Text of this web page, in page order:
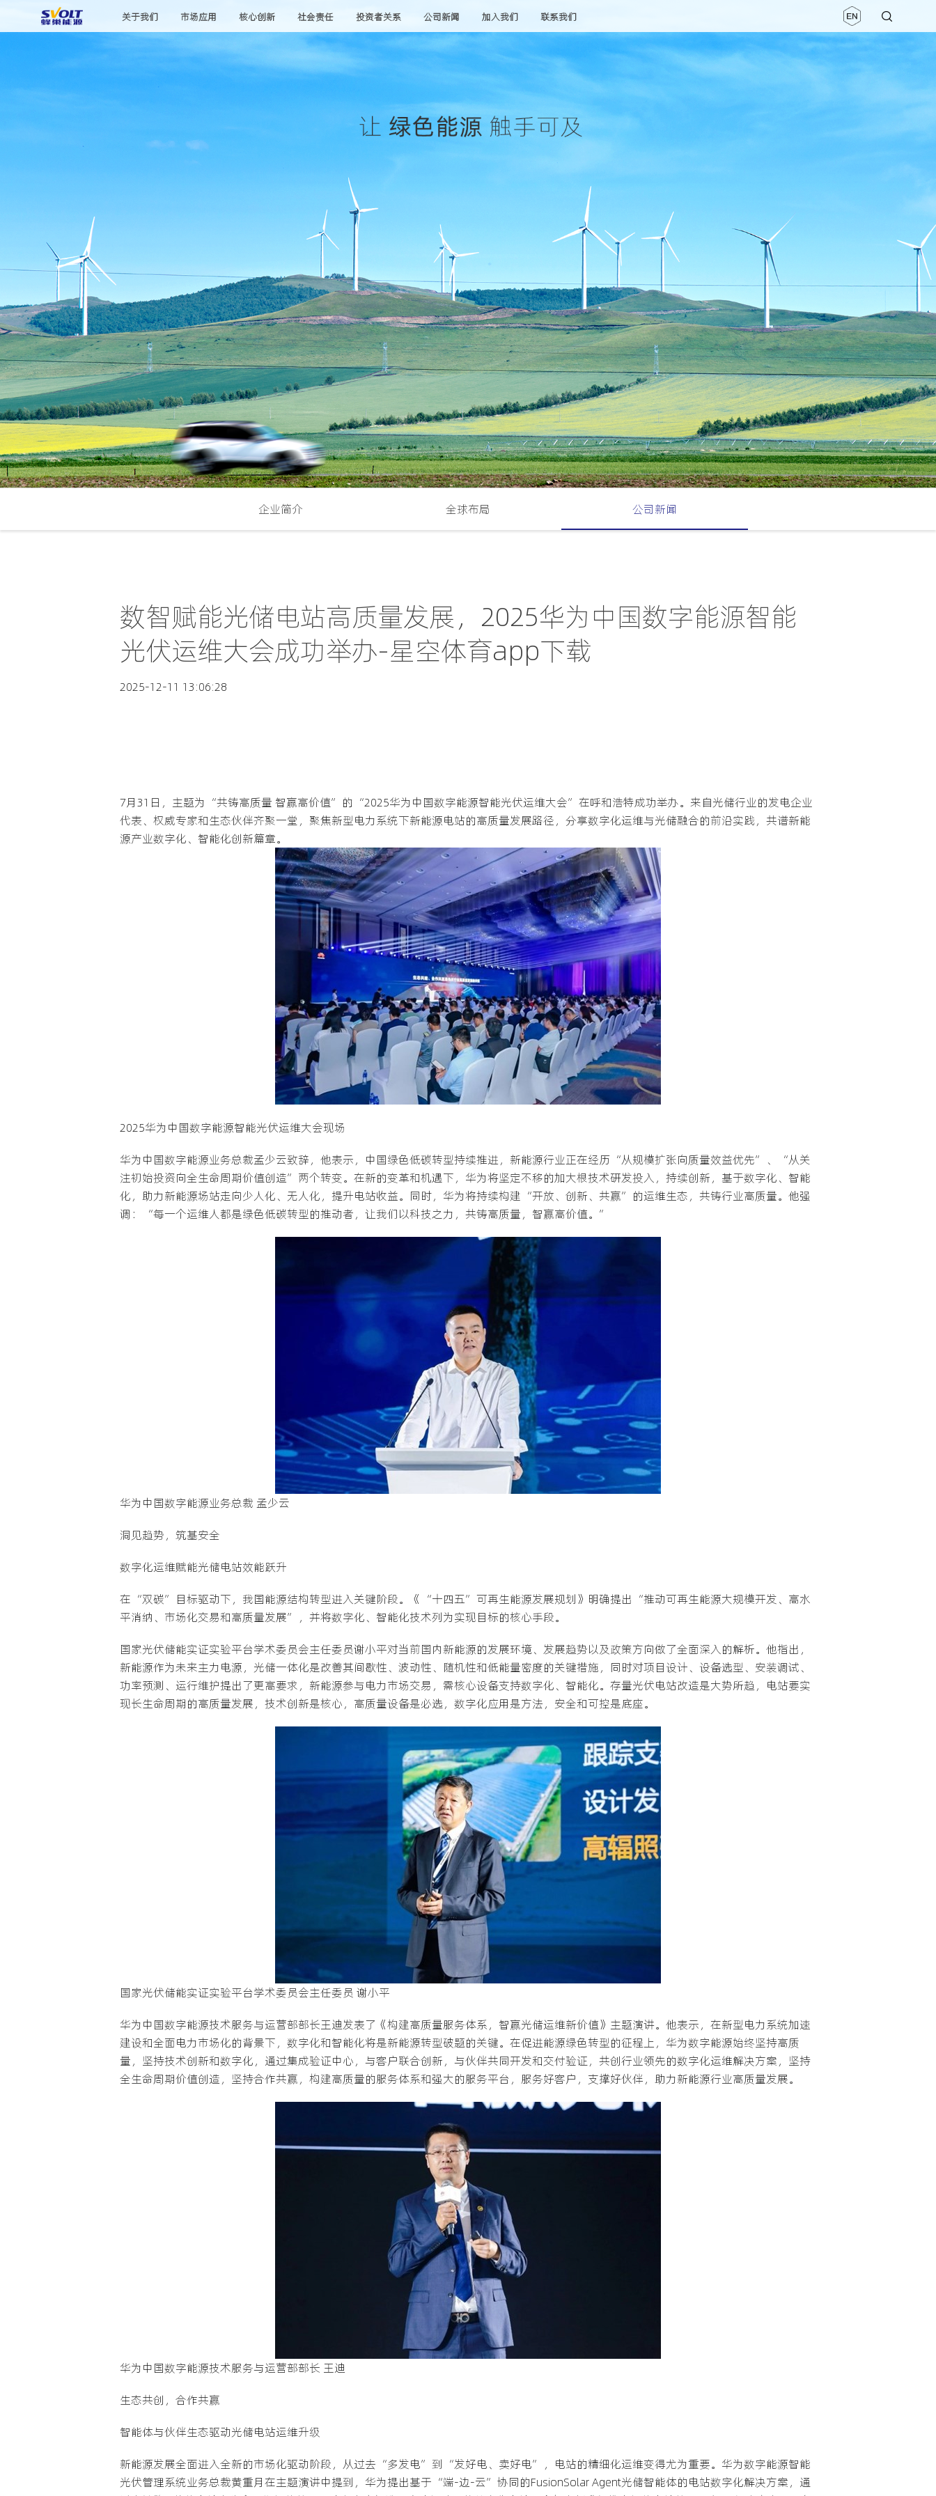
关于我们 市场应用 核心创新 社会责任 投资者关系 公司新闻 加入我们 联系我们
企业简介 全球布局 公司新闻
数智赋能光储电站高质量发展，2025华为中国数字能源智能
光伏运维大会成功举办-星空体育app下载
2025-12-11 13:06:28
7月31日，主题为“共铸高质量 智赢高价值”的“2025华为中国数字能源智能光伏运维大会”在呼和浩特成功举办。来自光储行业的发电企业
代表、权威专家和生态伙伴齐聚一堂，聚焦新型电力系统下新能源电站的高质量发展路径，分享数字化运维与光储融合的前沿实践，共谱新能
源产业数字化、智能化创新篇章。
2025华为中国数字能源智能光伏运维大会现场
华为中国数字能源业务总裁孟少云致辞，他表示，中国绿色低碳转型持续推进，新能源行业正在经历“从规模扩张向质量效益优先”、“从关
注初始投资向全生命周期价值创造”两个转变。在新的变革和机遇下，华为将坚定不移的加大根技术研发投入，持续创新，基于数字化、智能
化，助力新能源场站走向少人化、无人化，提升电站收益。同时，华为将持续构建“开放、创新、共赢”的运维生态，共铸行业高质量。他强
调：“每一个运维人都是绿色低碳转型的推动者，让我们以科技之力，共铸高质量，智赢高价值。”
华为中国数字能源业务总裁 孟少云
洞见趋势，筑基安全
数字化运维赋能光储电站效能跃升
在“双碳”目标驱动下，我国能源结构转型进入关键阶段。《“十四五”可再生能源发展规划》明确提出“推动可再生能源大规模开发、高水
平消纳、市场化交易和高质量发展”，并将数字化、智能化技术列为实现目标的核心手段。
国家光伏储能实证实验平台学术委员会主任委员谢小平对当前国内新能源的发展环境、发展趋势以及政策方向做了全面深入的解析。他指出，
新能源作为未来主力电源，光储一体化是改善其间歇性、波动性、随机性和低能量密度的关键措施，同时对项目设计、设备选型、安装调试、
功率预测、运行维护提出了更高要求，新能源参与电力市场交易，需核心设备支持数字化、智能化。存量光伏电站改造是大势所趋，电站要实
现长生命周期的高质量发展，技术创新是核心，高质量设备是必选，数字化应用是方法，安全和可控是底座。
国家光伏储能实证实验平台学术委员会主任委员 谢小平
华为中国数字能源技术服务与运营部部长王迪发表了《构建高质量服务体系，智赢光储运维新价值》主题演讲。他表示，在新型电力系统加速
建设和全面电力市场化的背景下，数字化和智能化将是新能源转型破题的关键。在促进能源绿色转型的征程上，华为数字能源始终坚持高质
量，坚持技术创新和数字化，通过集成验证中心，与客户联合创新，与伙伴共同开发和交付验证，共创行业领先的数字化运维解决方案，坚持
全生命周期价值创造，坚持合作共赢，构建高质量的服务体系和强大的服务平台，服务好客户，支撑好伙伴，助力新能源行业高质量发展。
华为中国数字能源技术服务与运营部部长 王迪
生态共创，合作共赢
智能体与伙伴生态驱动光储电站运维升级
新能源发展全面进入全新的市场化驱动阶段，从过去“多发电”到“发好电、卖好电”，电站的精细化运维变得尤为重要。华为数字能源智能
光伏管理系统业务总裁黄重月在主题演讲中提到，华为提出基于“端-边-云”协同的FusionSolar Agent光储智能体的电站数字化解决方案，通